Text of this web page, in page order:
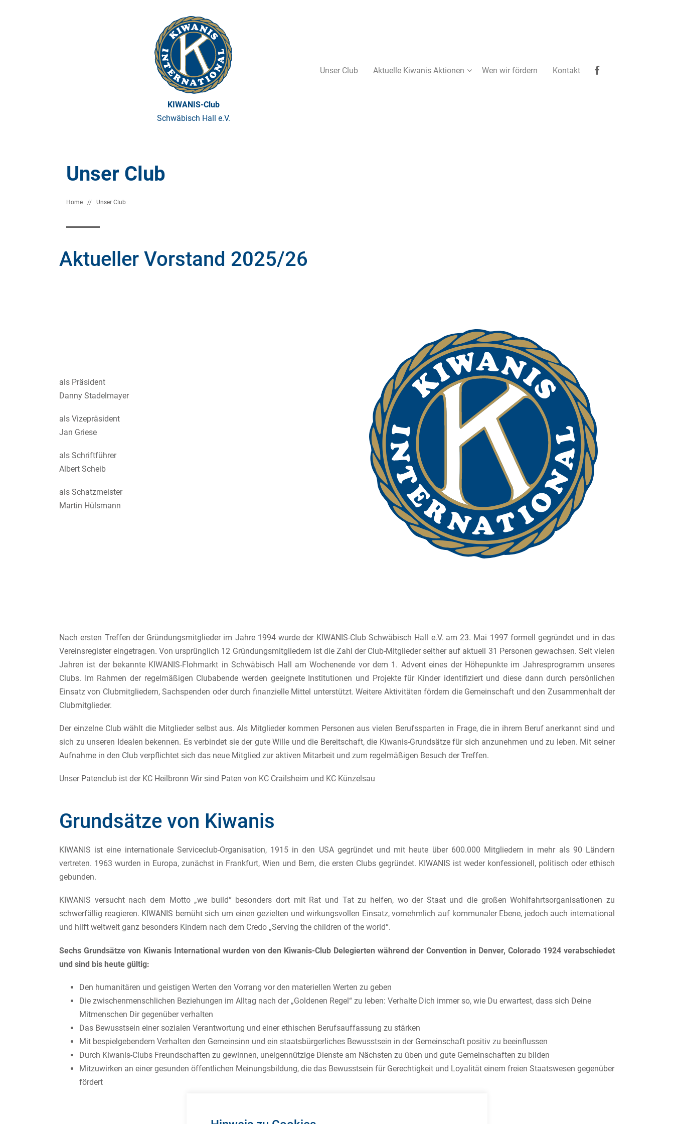
KIWANIS-Club
Schwäbisch Hall e.V.
Unser Club Aktuelle Kiwanis Aktionen Wen wir fördern Kontakt
Unser Club
Home // Unser Club
Aktueller Vorstand 2025/26
als Präsident
Danny Stadelmayer
als Vizepräsident
Jan Griese
als Schriftführer
Albert Scheib
als Schatzmeister
Martin Hülsmann
Nach ersten Treffen der Gründungsmitglieder im Jahre 1994 wurde der KIWANIS-Club Schwäbisch Hall e.V. am 23. Mai 1997 formell gegründet und in das
Vereinsregister eingetragen. Von ursprünglich 12 Gründungsmitgliedern ist die Zahl der Club-Mitglieder seither auf aktuell 31 Personen gewachsen. Seit vielen
Jahren ist der bekannte KIWANIS-Flohmarkt in Schwäbisch Hall am Wochenende vor dem 1. Advent eines der Höhepunkte im Jahresprogramm unseres
Clubs. Im Rahmen der regelmäßigen Clubabende werden geeignete Institutionen und Projekte für Kinder identifiziert und diese dann durch persönlichen
Einsatz von Clubmitgliedern, Sachspenden oder durch finanzielle Mittel unterstützt. Weitere Aktivitäten fördern die Gemeinschaft und den Zusammenhalt der
Clubmitglieder.
Der einzelne Club wählt die Mitglieder selbst aus. Als Mitglieder kommen Personen aus vielen Berufssparten in Frage, die in ihrem Beruf anerkannt sind und
sich zu unseren Idealen bekennen. Es verbindet sie der gute Wille und die Bereitschaft, die Kiwanis-Grundsätze für sich anzunehmen und zu leben. Mit seiner
Aufnahme in den Club verpflichtet sich das neue Mitglied zur aktiven Mitarbeit und zum regelmäßigen Besuch der Treffen.
Unser Patenclub ist der KC Heilbronn Wir sind Paten von KC Crailsheim und KC Künzelsau
Grundsätze von Kiwanis
KIWANIS ist eine internationale Serviceclub-Organisation, 1915 in den USA gegründet und mit heute über 600.000 Mitgliedern in mehr als 90 Ländern
vertreten. 1963 wurden in Europa, zunächst in Frankfurt, Wien und Bern, die ersten Clubs gegründet. KIWANIS ist weder konfessionell, politisch oder ethisch
gebunden.
KIWANIS versucht nach dem Motto „we build“ besonders dort mit Rat und Tat zu helfen, wo der Staat und die großen Wohlfahrtsorganisationen zu
schwerfällig reagieren. KIWANIS bemüht sich um einen gezielten und wirkungsvollen Einsatz, vornehmlich auf kommunaler Ebene, jedoch auch international
und hilft weltweit ganz besonders Kindern nach dem Credo „Serving the children of the world“.
Sechs Grundsätze von Kiwanis International wurden von den Kiwanis-Club Delegierten während der Convention in Denver, Colorado 1924 verabschiedet
und sind bis heute gültig:
Den humanitären und geistigen Werten den Vorrang vor den materiellen Werten zu geben
Die zwischenmenschlichen Beziehungen im Alltag nach der „Goldenen Regel“ zu leben: Verhalte Dich immer so, wie Du erwartest, dass sich Deine
Mitmenschen Dir gegenüber verhalten
Das Bewusstsein einer sozialen Verantwortung und einer ethischen Berufsauffassung zu stärken
Mit bespielgebendem Verhalten den Gemeinsinn und ein staatsbürgerliches Bewusstsein in der Gemeinschaft positiv zu beeinflussen
Durch Kiwanis-Clubs Freundschaften zu gewinnen, uneigennützige Dienste am Nächsten zu üben und gute Gemeinschaften zu bilden
Mitzuwirken an einer gesunden öffentlichen Meinungsbildung, die das Bewusstsein für Gerechtigkeit und Loyalität einem freien Staatswesen gegenüber
fördert